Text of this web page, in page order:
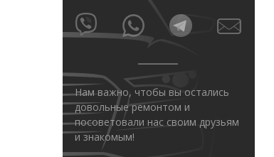
Нам важно, чтобы вы остались
довольные ремонтом и
посоветовали нас своим друзьям
и знакомым!